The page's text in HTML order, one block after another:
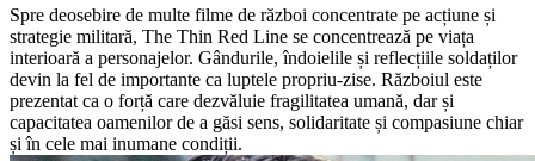
Spre deosebire de multe filme de război concentrate pe acțiune și
strategie militară, The Thin Red Line se concentrează pe viața
interioară a personajelor. Gândurile, îndoielile și reflecțiile soldaților
devin la fel de importante ca luptele propriu-zise. Războiul este
prezentat ca o forță care dezvăluie fragilitatea umană, dar și
capacitatea oamenilor de a găsi sens, solidaritate și compasiune chiar
și în cele mai inumane condiții.